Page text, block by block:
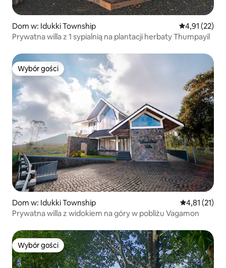
Dom w: Idukki Township Średnia
4,91 (22)
Prywatna willa z 1 sypialnią na plantacji herbaty Thumpayil
Wybór gości
Wybór gości
Dom w: Idukki Township Średnia
4,81 (21)
Prywatna willa z widokiem na góry w pobliżu Vagamon
Wybór gości
Wybór gości